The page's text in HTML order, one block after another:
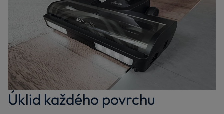
Úklid každého povrchu